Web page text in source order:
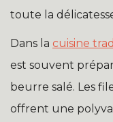
toute la
Dans la cuisine
est souvent
beurre salé. Les
offrent une